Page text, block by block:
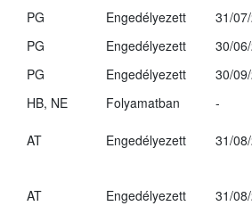
PG Engedélyezett
31/
PG Engedélyezett
30/
PG Engedélyezett
30/
HB, NE Folyamatban
-
AT Engedélyezett 31/
AT Engedélyezett 31/